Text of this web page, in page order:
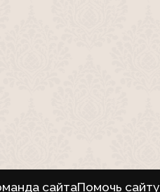
сайтаПомочь сайту